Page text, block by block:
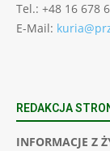
Tel.: +48 16 678
E-Mail:
REDAKCJA
INFORMACJE Z